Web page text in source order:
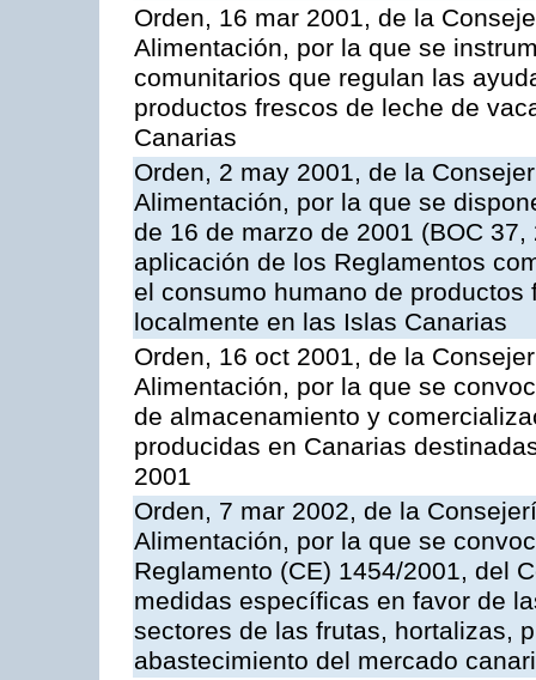
Orden, 16 mar 2001, de la
Alimentación, por la que se
comunitarios que regulan las
productos frescos de leche de
Canarias
Orden, 2 may 2001, de la
Alimentación, por la que se
de 16 de marzo de 2001 (BOC
aplicación de los Reglamentos
el consumo humano de
localmente en las Islas Canarias
Orden, 16 oct 2001, de la
Alimentación, por la que se
de almacenamiento y
producidas en Canarias
2001
Orden, 7 mar 2002, de la
Alimentación, por la que se
Reglamento (CE) 1454/2001, del
medidas específicas en favor de
sectores de las frutas, hortalizas,
abastecimiento del mercado